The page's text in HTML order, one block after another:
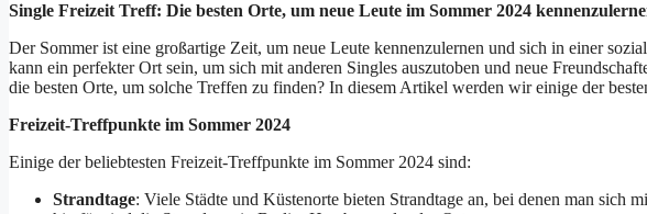
Single Freizeit Treff: Die besten Orte, um neue Leute im Sommer 2024
Der Sommer ist eine großartige Zeit, um neue Leute kennenzulernen und sich in einer
kann ein perfekter Ort sein, um sich mit anderen Singles auszutoben und neue
die besten Orte, um solche Treffen zu finden? In diesem Artikel werden wir einige der
Freizeit-Treffpunkte im Sommer 2024
Einige der beliebtesten Freizeit-Treffpunkte im Sommer 2024 sind:
Strandtage: Viele Städte und Küstenorte bieten Strandtage an, bei denen man sich